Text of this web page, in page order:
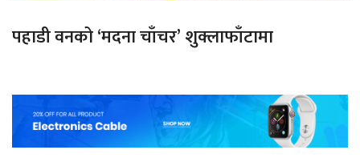
पहाडी वनको ‘मदना चाँचर’ शुक्लाफाँटामा